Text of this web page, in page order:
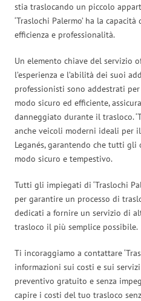
stia traslocando un piccolo
‘Traslochi Palermo’ ha la
efficienza e professionalità.
Un elemento chiave del servizio
l’esperienza e l’abilità dei suoi
professionisti sono addestrati
modo sicuro ed efficiente,
danneggiato durante il trasloco.
anche veicoli moderni ideali per
Leganés, garantendo che tutti
modo sicuro e tempestivo.
Tutti gli impiegati di ‘Traslochi
per garantire un processo di
dedicati a fornire un servizio di
trasloco il più semplice possibile.
Ti incoraggiamo a contattare
informazioni sui costi e sui
preventivo gratuito e senza
capire i costi del tuo trasloco